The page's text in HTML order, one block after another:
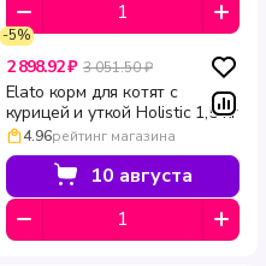
-5%
2 898.92 ₽ 3 051.50 ₽
Elato корм для котят с
курицей и уткой Holistic 1,5 кг
4.96рейтинг магазина
10 августа